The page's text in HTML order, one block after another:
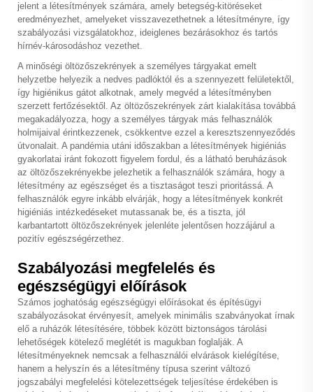
jelent a létesítmények számára, amely betegség-kitöréseket
eredményezhet, amelyeket visszavezethetnek a létesítményre, így
szabályozási vizsgálatokhoz, ideiglenes bezárásokhoz és tartós
hírnév-károsodáshoz vezethet.
A minőségi öltözőszekrények a személyes tárgyakat emelt
helyzetbe helyezik a nedves padlóktól és a szennyezett felületektől,
így higiénikus gátot alkotnak, amely megvéd a létesítményben
szerzett fertőzésektől. Az öltözőszekrények zárt kialakítása továbbá
megakadályozza, hogy a személyes tárgyak más felhasználók
holmijaival érintkezzenek, csökkentve ezzel a keresztszennyeződés
útvonalait. A pandémia utáni időszakban a létesítmények higiéniás
gyakorlatai iránt fokozott figyelem fordul, és a látható beruházások
az öltözőszekrényekbe jelezhetik a felhasználók számára, hogy a
létesítmény az egészséget és a tisztaságot teszi prioritássá. A
felhasználók egyre inkább elvárják, hogy a létesítmények konkrét
higiéniás intézkedéseket mutassanak be, és a tiszta, jól
karbantartott öltözőszekrények jelenléte jelentősen hozzájárul a
pozitív egészségérzethez.
Szabályozási megfelelés és
egészségügyi előírások
Számos joghatóság egészségügyi előírásokat és építésügyi
szabályozásokat érvényesít, amelyek minimális szabványokat írnak
elő a ruházók létesítésére, többek között biztonságos tárolási
lehetőségek kötelező meglétét is magukban foglalják. A
létesítményeknek nemcsak a felhasználói elvárások kielégítése,
hanem a helyszín és a létesítmény típusa szerint változó
jogszabályi megfelelési kötelezettségek teljesítése érdekében is